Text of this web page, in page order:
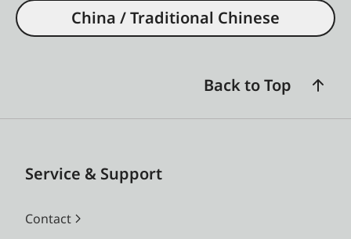
China / Traditional Chinese
Back to Top
Service & Support
Contact